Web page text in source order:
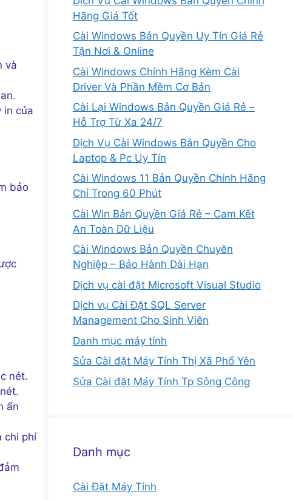
và
in của
bảo
nét.
ấn
chi phí
Hãng Giá Tốt
Cài Windows Bản Quyền Uy Tín Giá Rẻ
Tận Nơi & Online
Cài Windows Chính Hãng Kèm Cài
Driver Và Phần Mềm Cơ Bản
Cài Lại Windows Bản Quyền Giá Rẻ –
Hỗ Trợ Từ Xa 24/7
Dịch Vụ Cài Windows Bản Quyền Cho
Laptop & Pc Uy Tín
Cài Windows 11 Bản Quyền Chính Hãng
Chỉ Trong 60 Phút
Cài Win Bản Quyền Giá Rẻ – Cam Kết
An Toàn Dữ Liệu
Cài Windows Bản Quyền Chuyên
Nghiệp – Bảo Hành Dài Hạn
Dịch vụ cài đặt Microsoft Visual Studio
Dịch vụ Cài Đặt SQL Server
Management Cho Sinh Viên
Danh mục máy tính
Sửa Cài đặt Máy Tính Thị Xã Phổ Yên
Sửa Cài đặt Máy Tính Tp Sông Công
Danh mục
Cài Đặt Máy Tính